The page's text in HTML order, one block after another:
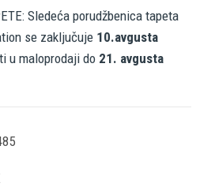
Sledeća porudžbenica tapeta
se zaključuje 10.avgusta
u maloprodaji do 21. avgusta